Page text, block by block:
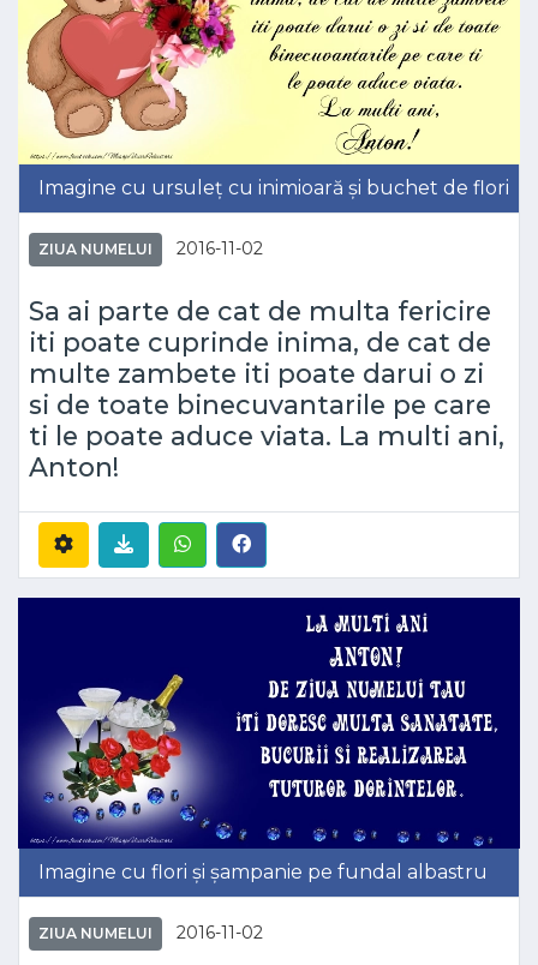
Imagine cu ursuleț cu inimioară și buchet de flori
ZIUA NUMELUI 2016-11-02
Sa ai parte de cat de multa fericire
iti poate cuprinde inima, de cat de
multe zambete iti poate darui o zi
si de toate binecuvantarile pe care
ti le poate aduce viata. La multi ani,
Anton!
Imagine cu flori și șampanie pe fundal albastru
ZIUA NUMELUI 2016-11-02